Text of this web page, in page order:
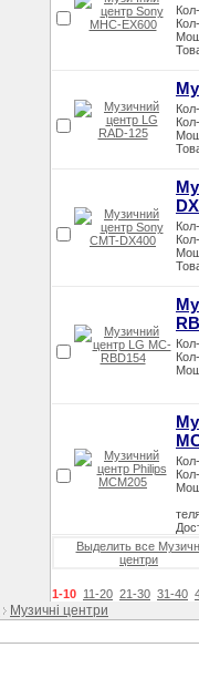
Выделить все
центри
1-10 11-20 21-30 31-40
Музичні центри